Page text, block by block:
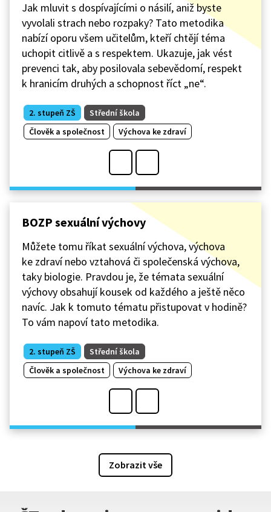
Jak mluvit s dospívajícími o násilí, aniž byste
vyvolali strach nebo rozpaky? Tato metodika
nabízí oporu všem učitelům, kteří chtějí téma
uchopit citlivě a s respektem. Ukazuje, jak vést
prevenci tak, aby posilovala sebevědomí, respekt
k hranicím druhých a schopnost říct „ne“.
2. stupeň ZŠ
Střední škola
Člověk a společnost
Výchova ke zdraví
BOZP sexuální výchovy
Můžete tomu říkat sexuální výchova, výchova
ke zdraví nebo vztahová či společenská výchova,
taky biologie. Pravdou je, že témata sexuální
výchovy obsahují kousek od každého a ještě něco
navíc. Jak k tomuto tématu přistupovat v hodině?
To vám napoví tato metodika.
2. stupeň ZŠ
Střední škola
Člověk a společnost
Výchova ke zdraví
Zobrazit vše